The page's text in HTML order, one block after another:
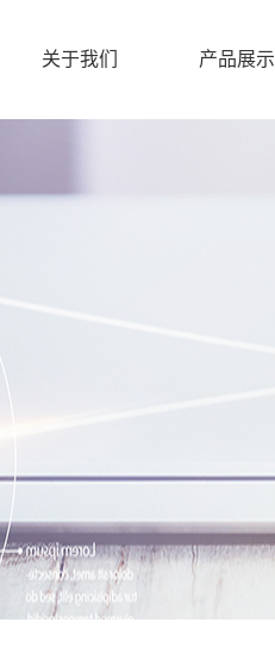
关于我们 产品展示